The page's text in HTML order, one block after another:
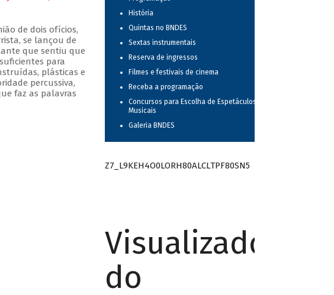
de dois ofícios,
se lançou de
que sentiu que
para
plásticas e
percussiva,
faz as palavras
História
Quintas no BNDES
Sextas instrumentais
Reserva de ingressos
Filmes e festivais de cinema
Receba a programação
Concursos para Escolha de Espetáculos
Musicais
Galeria BNDES
Z7_L9KEH4O0LORH80ALCLTPF80SN5
Visualizador
do